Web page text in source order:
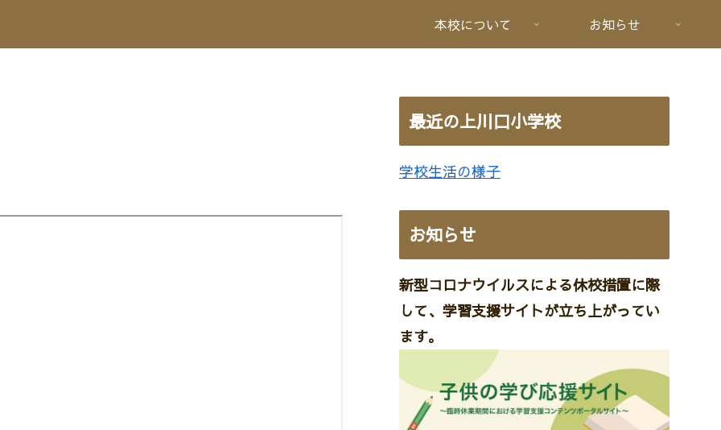
本校について お知らせ
最近の上川口小学校
学校生活の様子
お知らせ
新型コロナウイルスによる休校措置に際
して、学習支援サイトが立ち上がってい
ます。